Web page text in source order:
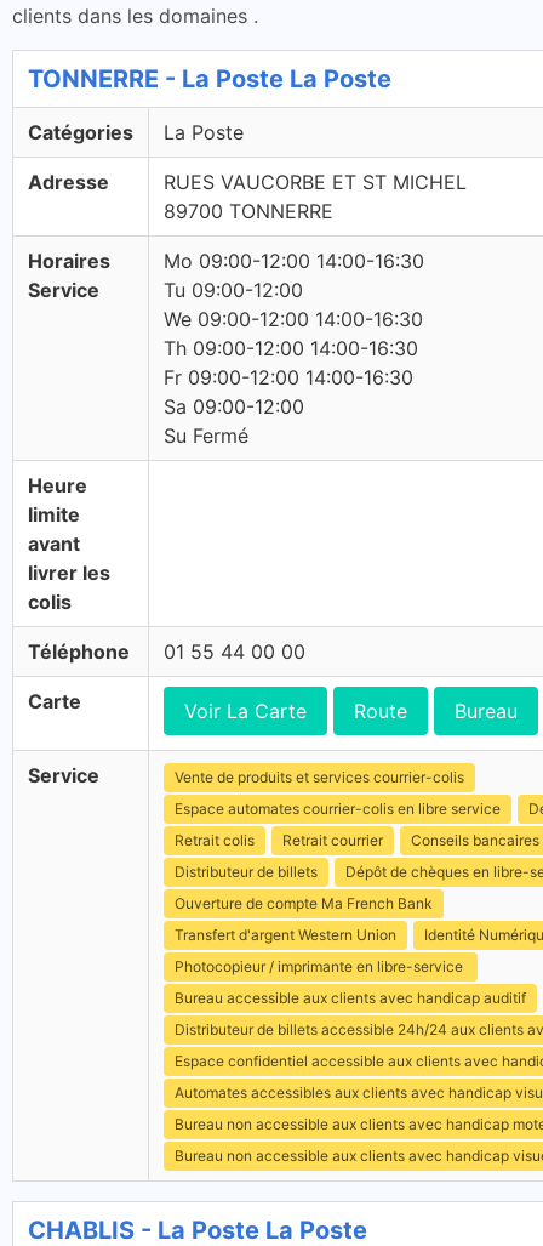
clients dans les domaines .
TONNERRE - La Poste La Poste
Catégories La Poste
Adresse
RUES VAUCORBE ET ST MICHEL
89700 TONNERRE
Horaires
Service
Mo 09:00-12:00 14:00-16:30
Tu 09:00-12:00
We 09:00-12:00 14:00-16:30
Th 09:00-12:00 14:00-16:30
Fr 09:00-12:00 14:00-16:30
Sa 09:00-12:00
Su Fermé
Heure
limite
avant
livrer les
colis
Téléphone 01 55 44 00 00
Carte Voir La Carte Route Bureau
Service
Vente de produits et services courrier-colis
Espace automates courrier-colis en libre service
Retrait colis
Retrait courrier
Conseils bancaires
Distributeur de billets
Dépôt de chèques en libre-
Ouverture de compte Ma French Bank
Transfert d'argent Western Union
Identité
Photocopieur / imprimante en libre-service
Bureau accessible aux clients avec handicap auditif
Distributeur de billets accessible 24h/24 aux clients
Espace confidentiel accessible aux clients avec
Automates accessibles aux clients avec handicap
Bureau non accessible aux clients avec handicap
Bureau non accessible aux clients avec handicap
CHABLIS - La Poste La Poste